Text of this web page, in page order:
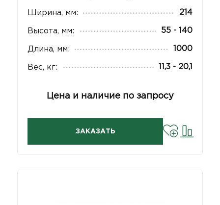
Ширина, мм: 214
Высота, мм: 55 - 140
Длина, мм: 1000
Вес, кг: 11,3 - 20,1
Цена и наличие по запросу
ЗАКАЗАТЬ